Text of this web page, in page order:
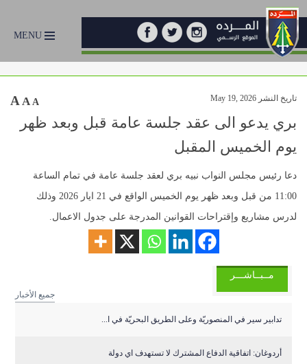
MENU
تاريخ النشر May 19, 2026 A A A
بري يدعو الى عقد جلسة عامة قبل وبعد ظهر
يوم الخميس المقبل
دعا رئيس مجلس النواب نبيه بري لعقد جلسة عامة في تمام الساعة
11:00 من قبل وبعد ظهر يوم الخميس الواقع في 21 ايار 2026 وذلك
لدرس مشاريع وإقتراحات القوانين المدرجة على جدول الاعمال.
مــبــاشـــر
جميع الأخبار
تدابير سير في المنصوريّة وعلى الطريق البحريّة في ا...
أردوغان: اتفاقية الدفاع المشترك لا تستهدف اي دولة